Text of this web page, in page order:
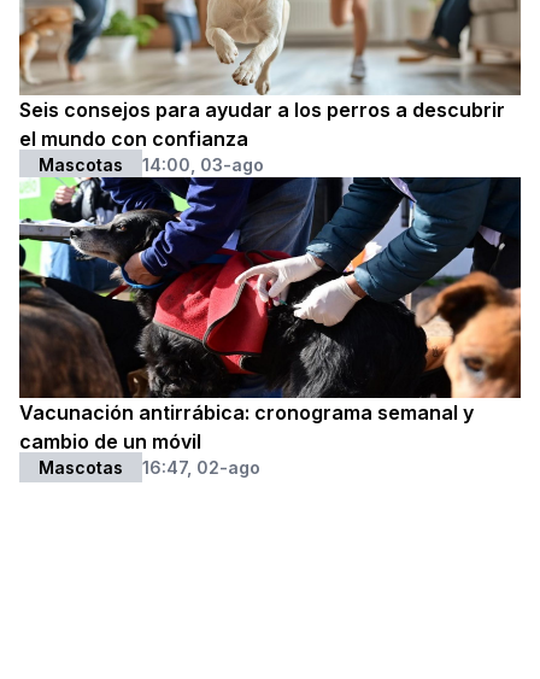
Seis consejos para ayudar a los perros a descubrir
el mundo con confianza
Mascotas 14:00, 03-ago
Vacunación antirrábica: cronograma semanal y
cambio de un móvil
Mascotas 16:47, 02-ago